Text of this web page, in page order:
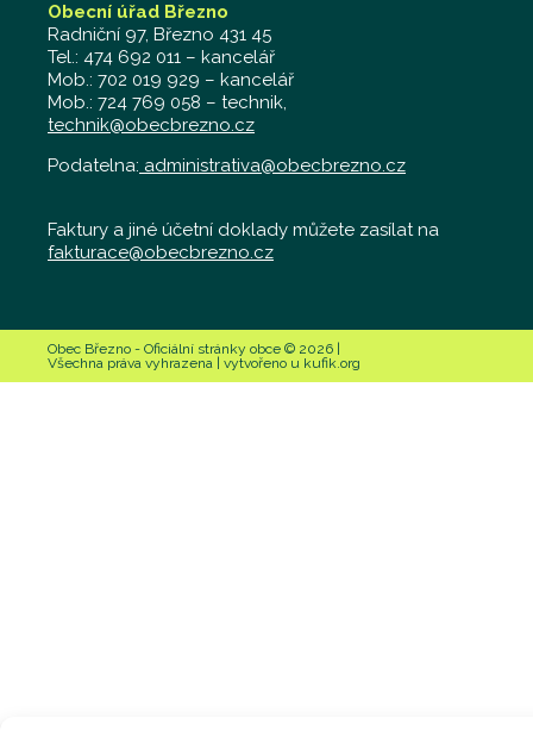
Obecní úřad Březno
Radniční 97, Březno 431 45
Tel.: 474 692 011 – kancelář
Mob.: 702 019 929 – kancelář
Mob.: 724 769 058 – technik,
technik@obecbrezno.cz
Podatelna: administrativa@obecbrezno.cz
Faktury a jiné účetní doklady můžete zasílat na
fakturace@obecbrezno.cz
Obec Březno - Oficiální stránky obce © 2026 |
Všechna práva vyhrazena | vytvořeno u kufik.org